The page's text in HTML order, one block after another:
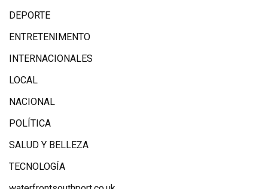
DEPORTE
ENTRETENIMENTO
INTERNACIONALES
LOCAL
NACIONAL
POLÍTICA
SALUD Y BELLEZA
TECNOLOGÍA